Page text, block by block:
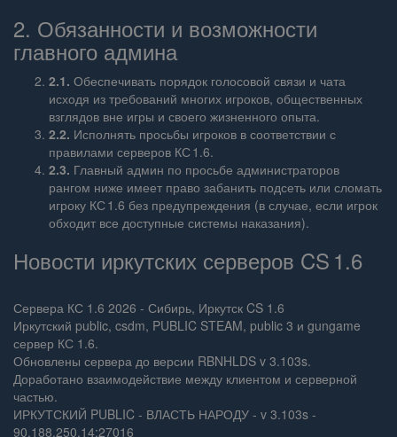
2. Обязанности и возможности
главного админа
2.1. Обеспечивать порядок голосовой связи и чата
исходя из требований многих игроков, общественных
взглядов вне игры и своего жизненного опыта.
2.2. Исполнять просьбы игроков в соответствии с
правилами серверов КС 1.6.
2.3. Главный админ по просьбе администраторов
рангом ниже имеет право забанить подсеть или сломать
игроку КС 1.6 без предупреждения (в случае, если игрок
обходит все доступные системы наказания).
Новости иркутских серверов CS 1.6
Сервера КС 1.6 2026 - Сибирь, Иркутск CS 1.6
Иркутский public, csdm, PUBLIC STEAM, public 3 и gungame
сервер КС 1.6.
Обновлены сервера до версии RBNHLDS v 3.103s.
Доработано взаимодействие между клиентом и серверной
частью.
ИРКУТСКИЙ PUBLIC - ВЛАСТЬ НАРОДУ - v 3.103s -
90.188.250.14:27016